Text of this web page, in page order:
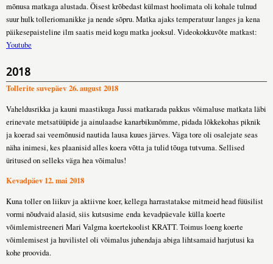
mõnusa matkaga alustada. Öisest krõbedast külmast hoolimata oli kohale tulnud
suur hulk tolleriomanikke ja nende sõpru. Matka ajaks temperatuur langes ja kena
päikesepaisteline ilm saatis meid kogu matka jooksul. Videokokkuvõte matkast:
Youtube
2018
Tollerite suvepäev 26. august 2018
Vaheldusrikka ja kauni maastikuga Jussi matkarada pakkus võimaluse matkata läbi
erinevate metsatüüpide ja ainulaadse kanarbikunõmme, pidada lõkkekohas piknik
ja koerad sai veemõnusid nautida lausa kuues järves. Väga tore oli osalejate seas
näha inimesi, kes plaanisid alles koera võtta ja tulid tõuga tutvuma. Sellised
üritused on selleks väga hea võimalus!
Kevadpäev 12. mai 2018
Kuna toller on liikuv ja aktiivne koer, kellega harrastatakse mitmeid head füüsilist
vormi nõudvaid alasid, siis kutsusime enda kevadpäevale külla koerte
võimlemistreeneri Mari Valgma koertekoolist KRATT. Toimus loeng koerte
võimlemisest ja huvilistel oli võimalus juhendaja abiga lihtsamaid harjutusi ka
kohe proovida.